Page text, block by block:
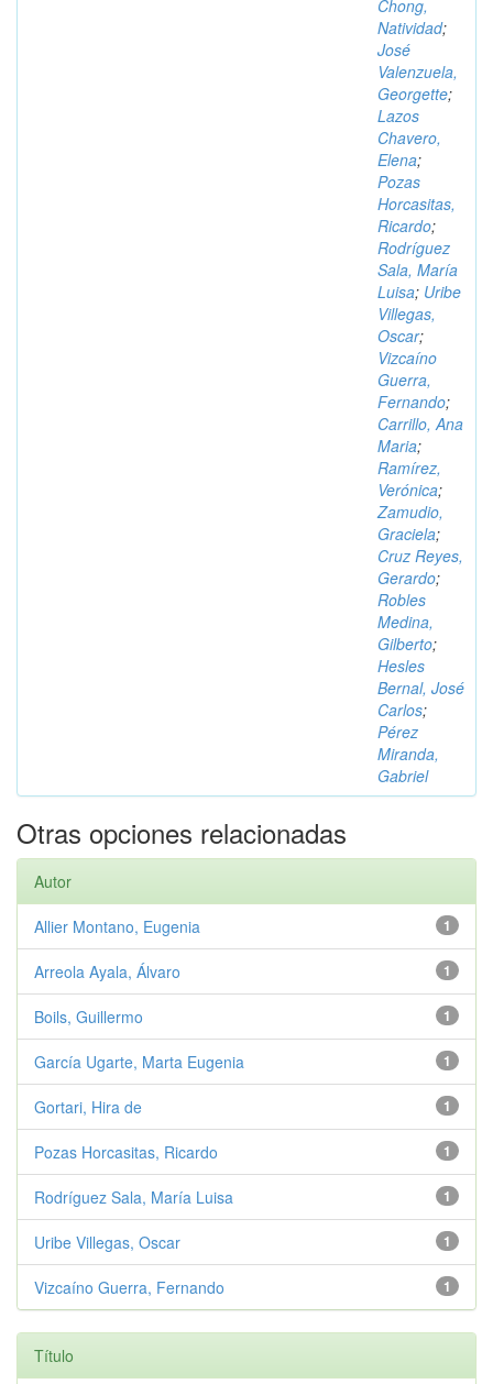
Chong,
Natividad;
José
Valenzuela,
Georgette;
Lazos
Chavero,
Elena;
Pozas
Horcasitas,
Ricardo;
Rodríguez
Sala, María
Luisa; Uribe
Villegas,
Oscar;
Vizcaíno
Guerra,
Fernando;
Carrillo, Ana
Maria;
Ramírez,
Verónica;
Zamudio,
Graciela;
Cruz Reyes,
Gerardo;
Robles
Medina,
Gilberto;
Hesles
Bernal, José
Carlos;
Pérez
Miranda,
Gabriel
Otras opciones relacionadas
Autor
1
Allier Montano, Eugenia
1
Arreola Ayala, Álvaro
1
Boils, Guillermo
1
García Ugarte, Marta Eugenia
1
Gortari, Hira de
1
Pozas Horcasitas, Ricardo
1
Rodríguez Sala, María Luisa
1
Uribe Villegas, Oscar
1
Vizcaíno Guerra, Fernando
Título